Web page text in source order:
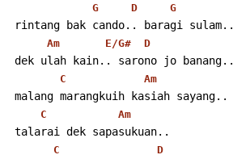
G D G
rintang bak cando.. baragi sulam..
Am E/G# D
dek ulah kain.. sarono jo banang..
C Am
malang marangkuih kasiah sayang..
C Am
talarai dek sapasukuan..
C D